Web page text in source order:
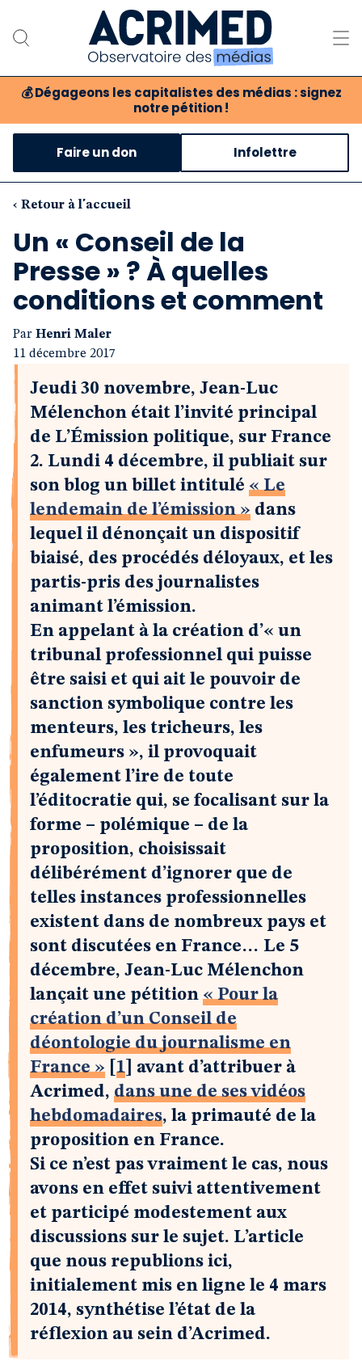
💰 Dégageons les capitalistes des médias : signez
notre pétition !
Notre association
Notre critique des médias
Nos propositions
Notre revue
Boutique
Faire un don Infolettre
‹ Retour à l'accueil
Un « Conseil de la
Presse » ? À quelles
conditions et comment
Par Henri Maler
11 décembre 2017
Jeudi 30 novembre, Jean-Luc
Mélenchon était l’invité principal
de L’Émission politique, sur France
2. Lundi 4 décembre, il publiait sur
son blog un billet intitulé « Le
lendemain de l’émission » dans
lequel il dénonçait un dispositif
biaisé, des procédés déloyaux, et les
partis-pris des journalistes
animant l’émission.
En appelant à la création d’« un
tribunal professionnel qui puisse
être saisi et qui ait le pouvoir de
sanction symbolique contre les
menteurs, les tricheurs, les
enfumeurs », il provoquait
également l’ire de toute
l’éditocratie qui, se focalisant sur la
forme – polémique – de la
proposition, choisissait
délibérément d’ignorer que de
telles instances professionnelles
existent dans de nombreux pays et
sont discutées en France… Le 5
décembre, Jean-Luc Mélenchon
lançait une pétition « Pour la
création d’un Conseil de
déontologie du journalisme en
France »
1
avant d’attribuer à
Acrimed, dans une de ses vidéos
hebdomadaires, la primauté de la
proposition en France.
Si ce n’est pas vraiment le cas, nous
avons en effet suivi attentivement
et participé modestement aux
discussions sur le sujet. L’article
que nous republions ici,
initialement mis en ligne le 4 mars
2014, synthétise l’état de la
réflexion au sein d’Acrimed.